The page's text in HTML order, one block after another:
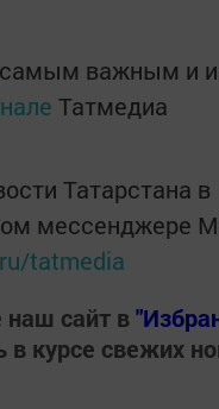
самым важным и
Татмедиа
Татарстана в
мессенджере
tatmedia
наш сайт в
в курсе свежих